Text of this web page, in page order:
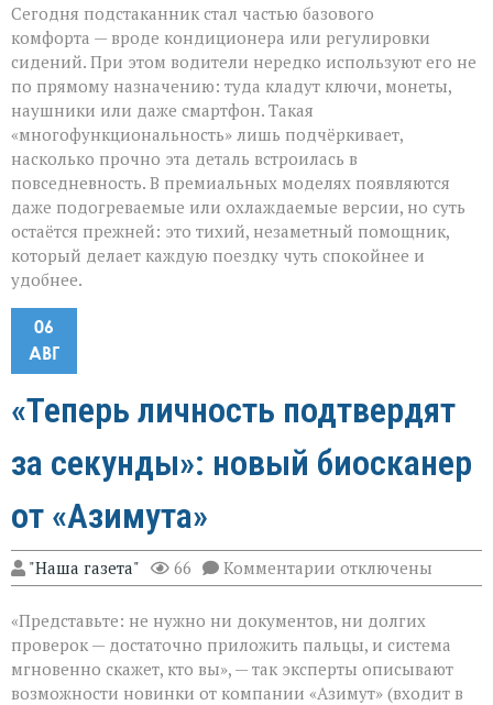
Сегодня подстаканник стал частью базового
комфорта — вроде кондиционера или регулировки
сидений. При этом водители нередко используют его не
по прямому назначению: туда кладут ключи, монеты,
наушники или даже смартфон. Такая
«многофункциональность» лишь подчёркивает,
насколько прочно эта деталь встроилась в
повседневность. В премиальных моделях появляются
даже подогреваемые или охлаждаемые версии, но суть
остаётся прежней: это тихий, незаметный помощник,
который делает каждую поездку чуть спокойнее и
удобнее.
06
АВГ
«Теперь личность подтвердят
за секунды»: новый биосканер
от «Азимута»
"Наша газета" 66 Комментарии к
записи
личность
подтвердят
за
секунды»:
новый
отключены
«Представьте: не нужно ни документов, ни долгих
проверок — достаточно приложить пальцы, и система
мгновенно скажет, кто вы», — так эксперты описывают
возможности новинки от компании «Азимут» (входит в